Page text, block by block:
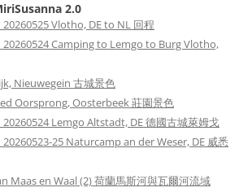
2.0
Vlotho, DE to NL 回程
Camping to Lemgo to Burg Vlotho,
Nieuwegein 古城景色
Oorsprong, Oosterbeek 莊園景色
Lemgo Altstadt, DE 德國古城萊姆戈
25 Naturcamp an der Weser, DE 威悉
Maas en Waal (2) 荷蘭馬斯河與瓦爾河流域